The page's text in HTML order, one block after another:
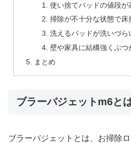
使い捨てパッドの値段が
掃除が不十分な状態で床
洗えるパッドが洗いづら
壁や家具に結構強くぶつ
まとめ
ブラーバジェットm6と
ブラーバジェットとは、お掃除